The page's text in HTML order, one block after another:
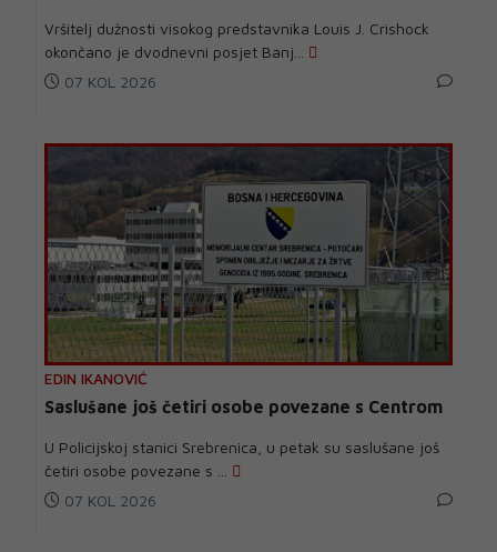
Vršitelj dužnosti visokog predstavnika Louis J. Crishock
okončano je dvodnevni posjet Banj...
07 KOL 2026
EDIN IKANOVIĆ
Saslušane još četiri osobe povezane s Centrom
U Policijskoj stanici Srebrenica, u petak su saslušane još
četiri osobe povezane s ...
07 KOL 2026